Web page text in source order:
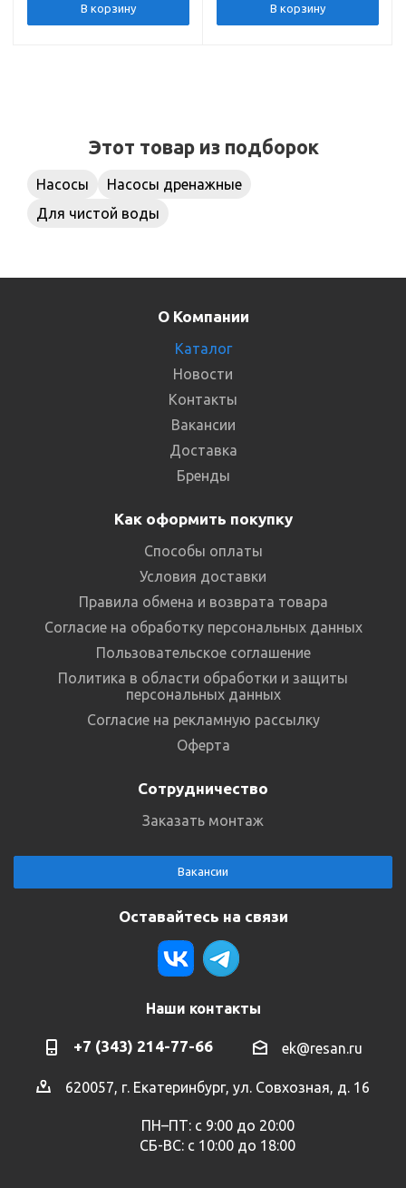
В корзину В корзину
Этот товар из подборок
Насосы
Насосы дренажные
Для чистой воды
О Компании
Каталог
Новости
Контакты
Вакансии
Доставка
Бренды
Как оформить покупку
Способы оплаты
Условия доставки
Правила обмена и возврата товара
Согласие на обработку персональных данных
Пользовательское соглашение
Политика в области обработки и защиты
персональных данных
Согласие на рекламную рассылку
Оферта
Сотрудничество
Заказать монтаж
Вакансии
Оставайтесь на связи
Наши контакты
+7 (343) 214-77-66 ek@resan.ru
620057, г. Екатеринбург, ул. Совхозная, д. 16
ПН–ПТ: с 9:00 до 20:00
СБ-ВС: с 10:00 до 18:00